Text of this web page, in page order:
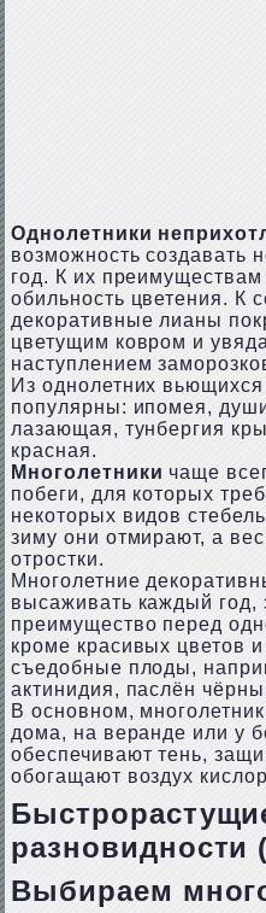
Однолетники
возможность создавать
год. К их
обильность цветения. К
декоративные лианы
цветущим ковром и
наступлением
Из однолетних
популярны: ипомея,
лазающая, тунбергия
красная.
Многолетники чаще
побеги, для которых
некоторых видов
зиму они отмирают, а
отростки.
Многолетние
высаживать каждый год,
преимущество перед
кроме красивых цветов
съедобные плоды,
актинидия, паслён
В основном,
дома, на веранде или у
обеспечивают тень,
обогащают воздух
разновидности
Выбираем